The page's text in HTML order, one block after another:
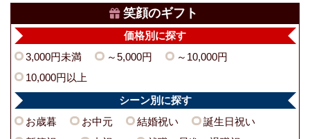
笑顔のギフト
価格別に探す
3,000円未満 ～5,000円
～10,000円
10,000円以上
シーン別に探す
お歳暮 お中元 結婚祝い
誕生日祝い